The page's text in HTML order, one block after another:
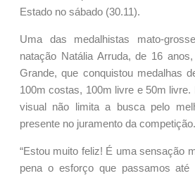
Estado no sábado (30.11).
Uma das medalhistas mato-
natação Natália Arruda, de 16
Grande, que conquistou medalhas
100m costas, 100m livre e 50m livre.
visual não limita a busca pelo
presente no juramento da competição.
“Estou muito feliz! É uma sensação
pena o esforço que passamos